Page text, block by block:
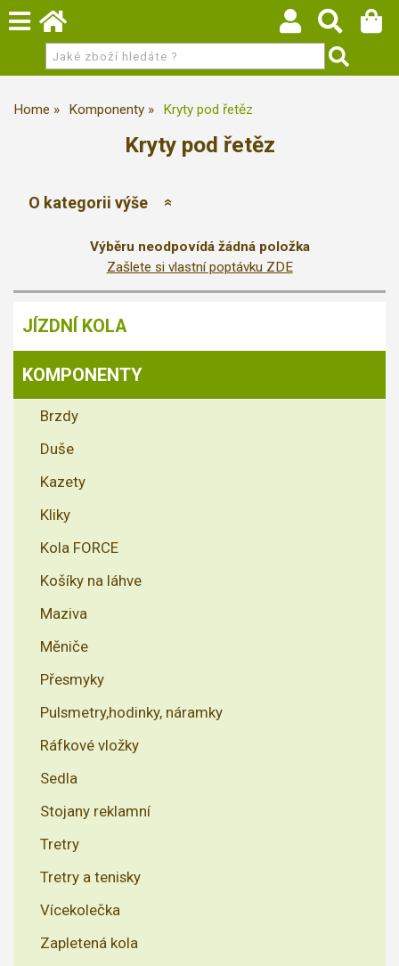
Home Komponenty Kryty pod řetěz
Kryty pod řetěz
O kategorii výše
Výběru neodpovídá žádná položka
Zašlete si vlastní poptávku ZDE
JÍZDNÍ KOLA
KOMPONENTY
Brzdy
Duše
Kazety
Kliky
Kola FORCE
Košíky na láhve
Maziva
Měniče
Přesmyky
Pulsmetry,hodinky, náramky
Ráfkové vložky
Sedla
Stojany reklamní
Tretry
Tretry a tenisky
Vícekolečka
Zapletená kola